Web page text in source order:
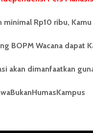
Wacana merupakan
secara mandiri oleh
Universitas Sumatera
salah satu Unit
dengan nama Pers
USU yang berdiri pada 1
minimal Rp10 ribu,
BOPM Wacana dapat
akan dimanfaatkan